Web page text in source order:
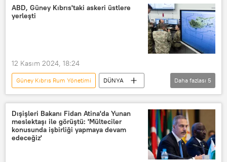
Asker
Kadın Asker
Cinsel taciz
ABD, Güney Kıbrıs'taki askeri üstlere
yerleşti
12 Kasım 2024, 18:24
Güney Kıbrıs Rum Yönetimi
DÜNYA
Güney Kıbrıs
Askeri üs
ABD üssü
İngiliz
İngiliz Ordusu
Daha fazlası 5
Dışişleri Bakanı Fidan Atina'da Yunan
meslektaşı ile görüştü: 'Mülteciler
konusunda işbirliği yapmaya devam
edeceğiz'